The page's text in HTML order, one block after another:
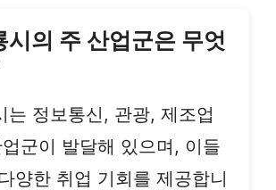
시의 주 산업군은 무엇
는 정보통신, 관광, 제조업
군이 발달해 있으며, 이들
양한 취업 기회를 제공합니